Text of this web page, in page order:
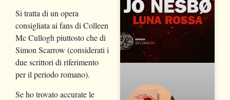
Si tratta di un opera
consigliata ai fans di Colleen
Mc Cullogh piuttosto che di
Simon Scarrow (considerati i
due scrittori di riferimento
per il periodo romano).
Se ho trovato accurate le